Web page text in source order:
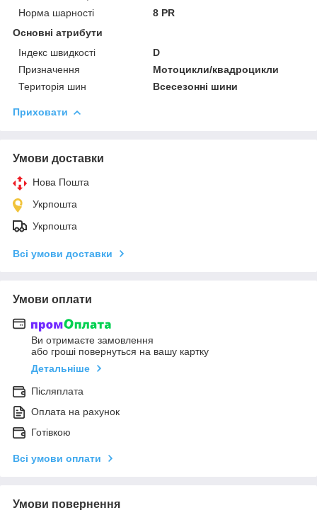
Норма шарності
8 PR
Основні атрибути
Індекс швидкості
D
Призначення
Мотоцикли/квадроцикли
Територія шин
Всесезонні шини
Приховати
Умови доставки
Нова Пошта
Укрпошта
Укрпошта
Всі умови доставки
Умови оплати
Ви отримаєте замовлення
або гроші повернуться на вашу картку
Детальніше
Післяплата
Оплата на рахунок
Готівкою
Всі умови оплати
Умови повернення